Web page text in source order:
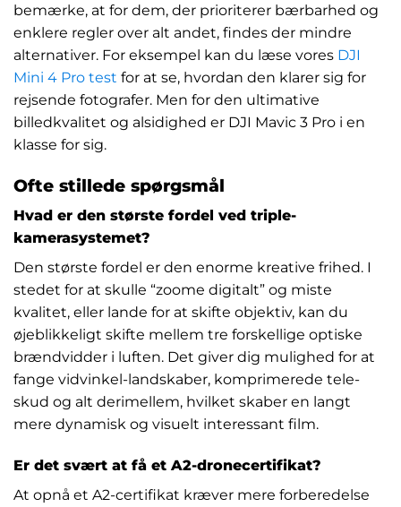
bemærke, at for dem, der prioriterer bærbarhed og
enklere regler over alt andet, findes der mindre
alternativer. For eksempel kan du læse vores DJI
Mini 4 Pro test for at se, hvordan den klarer sig for
rejsende fotografer. Men for den ultimative
billedkvalitet og alsidighed er DJI Mavic 3 Pro i en
klasse for sig.
Ofte stillede spørgsmål
Hvad er den største fordel ved triple-
kamerasystemet?
Den største fordel er den enorme kreative frihed. I
stedet for at skulle “zoome digitalt” og miste
kvalitet, eller lande for at skifte objektiv, kan du
øjeblikkeligt skifte mellem tre forskellige optiske
brændvidder i luften. Det giver dig mulighed for at
fange vidvinkel-landskaber, komprimerede tele-
skud og alt derimellem, hvilket skaber en langt
mere dynamisk og visuelt interessant film.
Er det svært at få et A2-dronecertifikat?
At opnå et A2-certifikat kræver mere forberedelse